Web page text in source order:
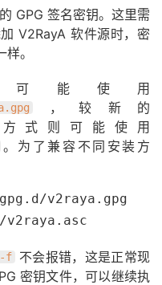
GPG 签名密钥。这里需
V2RayA 软件源时，密
。
能使用
，较新的
方式则可能使用
。为了兼容不同安装方
v2raya.gpg
-f
不会报错，这是正常现
密钥文件，可以继续执